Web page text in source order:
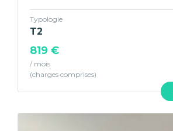
Typologie
T2
819 €
/ mois